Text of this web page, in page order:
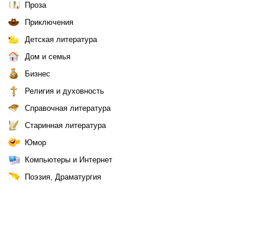
Проза
Приключения
Детская литература
Дом и семья
Бизнес
Религия и духовность
Справочная литература
Старинная литература
Юмор
Компьютеры и Интернет
Поэзия, Драматургия